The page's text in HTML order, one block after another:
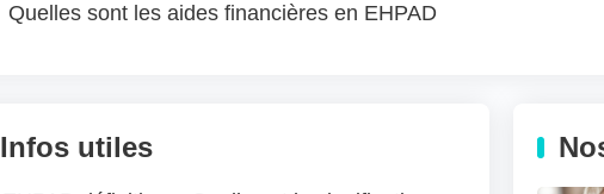
Quelles sont les aides financières en EHPAD
Infos utiles